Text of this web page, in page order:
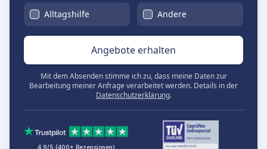
Alltagshilfe Andere
Angebote erhalten
Mit dem Absenden stimme ich zu, dass meine Daten zur
Bearbeitung meiner Anfrage verarbeitet werden. Details in der
Datenschutzerklärung.
4.9/5 (400+ Rezensionen)